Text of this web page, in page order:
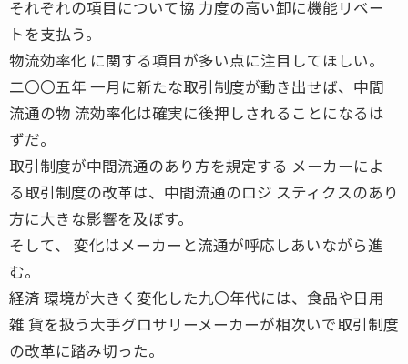
それぞれの項目について協 力度の高い卸に機能リベー
トを支払う。
物流効率化 に関する項目が多い点に注目してほしい。
二〇〇五年 一月に新たな取引制度が動き出せば、中間
流通の物 流効率化は確実に後押しされることになるは
ずだ。
取引制度が中間流通のあり方を規定する メーカーによ
る取引制度の改革は、中間流通のロジ スティクスのあり
方に大きな影響を及ぼす。
そして、 変化はメーカーと流通が呼応しあいながら進
む。
経済 環境が大きく変化した九〇年代には、食品や日用
雑 貨を扱う大手グロサリーメーカーが相次いで取引制度
の改革に踏み切った。